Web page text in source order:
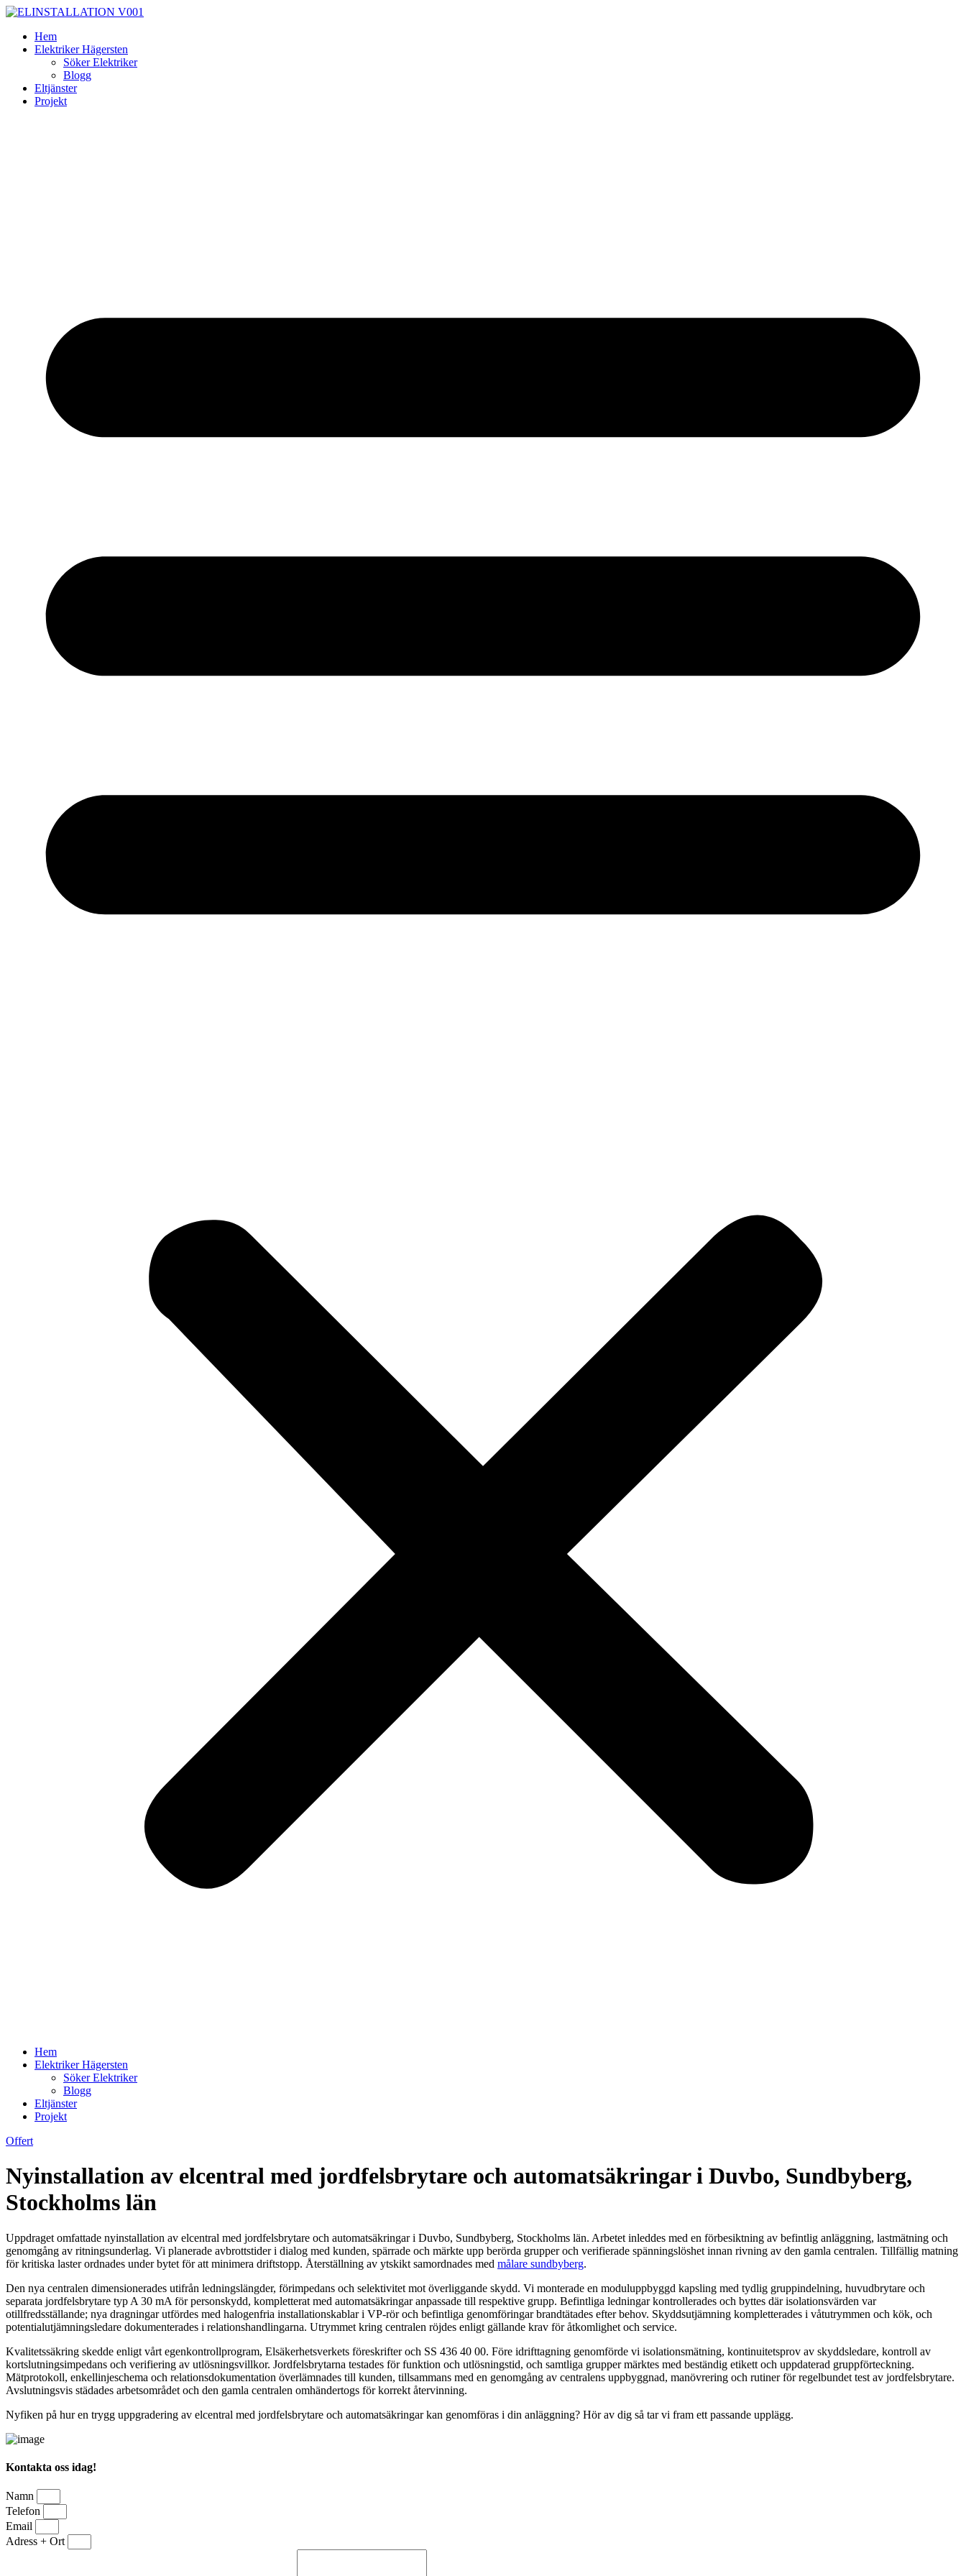
Skip
contentHem
Elektriker Hägersten
Söker Elektriker
Blogg
Eltjänster
Projekt
Hem
Elektriker Hägersten
Söker Elektriker
Blogg
Eltjänster
Projekt
Offert
Nyinstallation av elcentral med jordfelsbrytare och automatsäkringar i Duvbo, Sundbyberg,
Stockholms län
Uppdraget omfattade nyinstallation av elcentral med jordfelsbrytare och automatsäkringar i Duvbo, Sundbyberg, Stockholms län. Arbetet inleddes med en förbesiktning av befintlig anläggning, lastmätning och
genomgång av ritningsunderlag. Vi planerade avbrottstider i dialog med kunden, spärrade och märkte upp berörda grupper och verifierade spänningslöshet innan rivning av den gamla centralen. Tillfällig matning
för kritiska laster ordnades under bytet för att minimera driftstopp. Återställning av ytskikt samordnades med målare sundbyberg.
Den nya centralen dimensionerades utifrån ledningslängder, förimpedans och selektivitet mot överliggande skydd. Vi monterade en moduluppbyggd kapsling med tydlig gruppindelning, huvudbrytare och
separata jordfelsbrytare typ A 30 mA för personskydd, kompletterat med automatsäkringar anpassade till respektive grupp. Befintliga ledningar kontrollerades och byttes där isolationsvärden var
otillfredsställande; nya dragningar utfördes med halogenfria installationskablar i VP-rör och befintliga genomföringar brandtätades efter behov. Skyddsutjämning kompletterades i våtutrymmen och kök, och
potentialutjämningsledare dokumenterades i relationshandlingarna. Utrymmet kring centralen röjdes enligt gällande krav för åtkomlighet och service.
Kvalitetssäkring skedde enligt vårt egenkontrollprogram, Elsäkerhetsverkets föreskrifter och SS 436 40 00. Före idrifttagning genomförde vi isolationsmätning, kontinuitetsprov av skyddsledare, kontroll av
kortslutningsimpedans och verifiering av utlösningsvillkor. Jordfelsbrytarna testades för funktion och utlösningstid, och samtliga grupper märktes med beständig etikett och uppdaterad gruppförteckning.
Mätprotokoll, enkellinjeschema och relationsdokumentation överlämnades till kunden, tillsammans med en genomgång av centralens uppbyggnad, manövrering och rutiner för regelbundet test av jordfelsbrytare.
Avslutningsvis städades arbetsområdet och den gamla centralen omhändertogs för korrekt återvinning.
Nyfiken på hur en trygg uppgradering av elcentral med jordfelsbrytare och automatsäkringar kan genomföras i din anläggning? Hör av dig så tar vi fram ett passande upplägg.
Kontakta oss idag!
Namn
Telefon
Email
Adress + Ort